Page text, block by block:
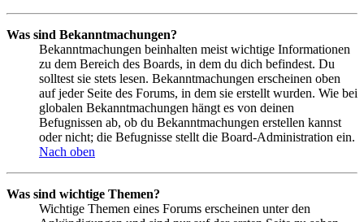
Was sind Bekanntmachungen?
Bekanntmachungen beinhalten meist wichtige Informationen
zu dem Bereich des Boards, in dem du dich befindest. Du
solltest sie stets lesen. Bekanntmachungen erscheinen oben
auf jeder Seite des Forums, in dem sie erstellt wurden. Wie bei
globalen Bekanntmachungen hängt es von deinen
Befugnissen ab, ob du Bekanntmachungen erstellen kannst
oder nicht; die Befugnisse stellt die Board-Administration ein.
Nach oben
Was sind wichtige Themen?
Wichtige Themen eines Forums erscheinen unter den